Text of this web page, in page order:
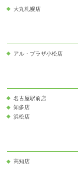
大丸札幌店
アル・プラザ小松店
名古屋駅前店
知多店
浜松店
高知店